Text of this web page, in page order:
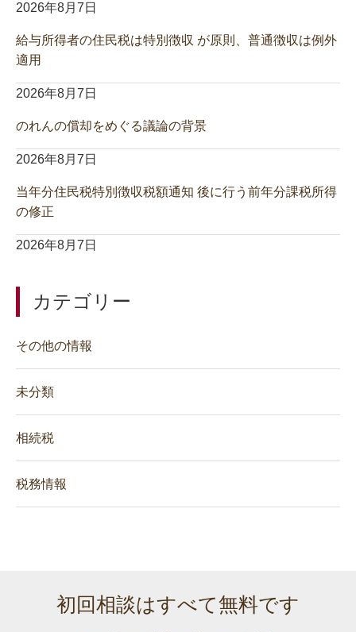
2026年8月7日
給与所得者の住民税は特別徴収 が原則、普通徴収は例外
適用
2026年8月7日
のれんの償却をめぐる議論の背景
2026年8月7日
当年分住民税特別徴収税額通知 後に行う前年分課税所得
の修正
2026年8月7日
カテゴリー
その他の情報
未分類
相続税
税務情報
初回相談はすべて無料です